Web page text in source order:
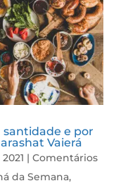
e por
Vaierá
| Comentários
da Semana,